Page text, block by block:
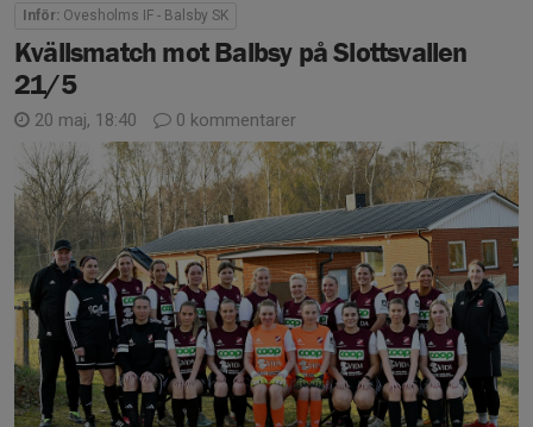
Inför: Ovesholms IF - Balsby SK
Kvällsmatch mot Balbsy på Slottsvallen
21/5
20 maj, 18:40 0 kommentarer